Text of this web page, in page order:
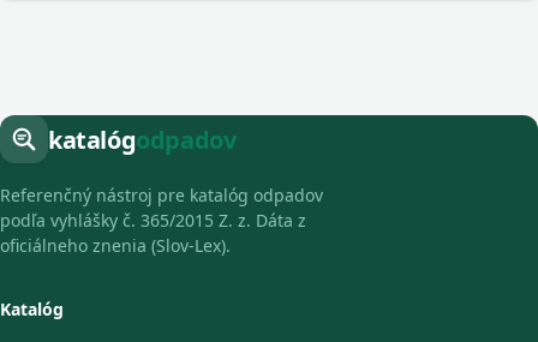
katalógodpadov
Referenčný nástroj pre katalóg odpadov
podľa vyhlášky č. 365/2015 Z. z. Dáta z
oficiálneho znenia (Slov-Lex).
Katalóg